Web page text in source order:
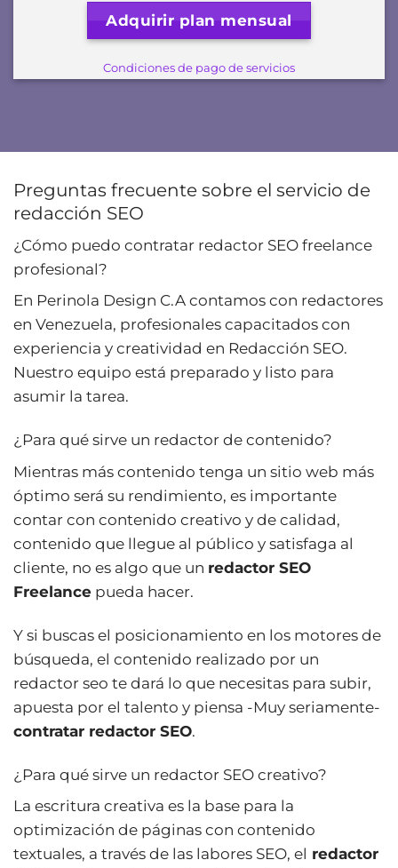
Adquirir plan mensual
Condiciones de pago de servicios
Preguntas frecuente sobre el servicio de
redacción SEO
¿Cómo puedo contratar redactor SEO freelance
profesional?
En Perinola Design C.A contamos con redactores
en Venezuela, profesionales capacitados con
experiencia y creatividad en Redacción SEO.
Nuestro equipo está preparado y listo para
asumir la tarea.
¿Para qué sirve un redactor de contenido?
Mientras más contenido tenga un sitio web más
óptimo será su rendimiento, es importante
contar con contenido creativo y de calidad,
contenido que llegue al público y satisfaga al
cliente, no es algo que un redactor SEO
Freelance pueda hacer.
Y si buscas el posicionamiento en los motores de
búsqueda, el contenido realizado por un
redactor seo te dará lo que necesitas para subir,
apuesta por el talento y piensa -Muy seriamente-
contratar redactor SEO.
¿Para qué sirve un redactor SEO creativo?
La escritura creativa es la base para la
optimización de páginas con contenido
textuales, a través de las labores SEO, el redactor